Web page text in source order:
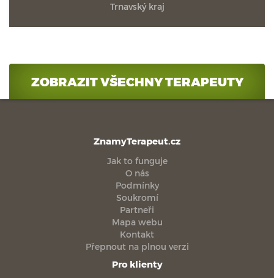
Trnavský kraj
ZOBRAZIT VŠECHNY TERAPEUTY
ZnamyTerapeut.cz
Jak to funguje
O nás
Podmínky
Soukromí
Partneři
Mapa webu
Kontakt
Přepnout na plnou verzi
Pro klienty